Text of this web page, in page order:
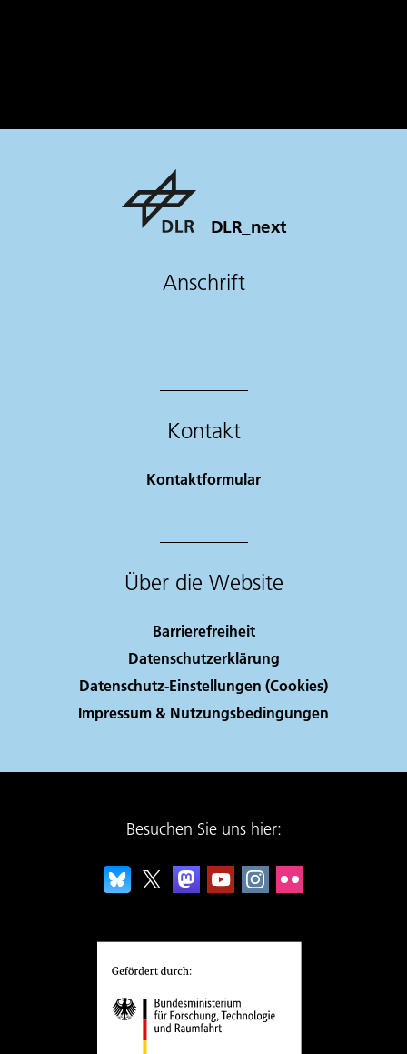
DLR_next
Anschrift
Kontakt
Kontaktformular
Über die Website
Barrierefreiheit
Datenschutzerklärung
Datenschutz-Einstellungen (Cookies)
Impressum & Nutzungsbedingungen
Besuchen Sie uns hier: